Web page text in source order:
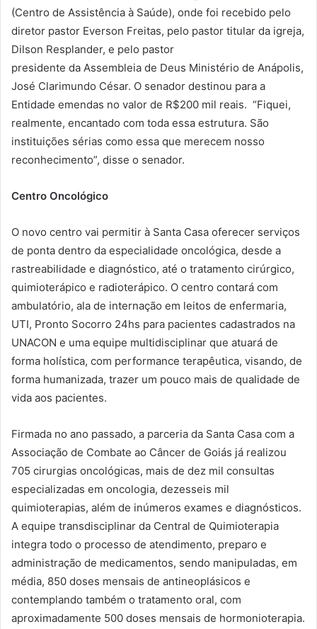
(Centro de Assistência à Saúde), onde foi recebido pelo
diretor pastor Everson Freitas, pelo pastor titular da igreja,
Dilson Resplander, e pelo pastor
presidente da Assembleia de Deus Ministério de Anápolis,
José Clarimundo César. O senador destinou para a
Entidade emendas no valor de R$200 mil reais. “Fiquei,
realmente, encantado com toda essa estrutura. São
instituições sérias como essa que merecem nosso
reconhecimento”, disse o senador.
Centro Oncológico
O novo centro vai permitir à Santa Casa oferecer serviços
de ponta dentro da especialidade oncológica, desde a
rastreabilidade e diagnóstico, até o tratamento cirúrgico,
quimioterápico e radioterápico. O centro contará com
ambulatório, ala de internação em leitos de enfermaria,
UTI, Pronto Socorro 24hs para pacientes cadastrados na
UNACON e uma equipe multidisciplinar que atuará de
forma holística, com performance terapêutica, visando, de
forma humanizada, trazer um pouco mais de qualidade de
vida aos pacientes.
Firmada no ano passado, a parceria da Santa Casa com a
Associação de Combate ao Câncer de Goiás já realizou
705 cirurgias oncológicas, mais de dez mil consultas
especializadas em oncologia, dezesseis mil
quimioterapias, além de inúmeros exames e diagnósticos.
A equipe transdisciplinar da Central de Quimioterapia
integra todo o processo de atendimento, preparo e
administração de medicamentos, sendo manipuladas, em
média, 850 doses mensais de antineoplásicos e
contemplando também o tratamento oral, com
aproximadamente 500 doses mensais de hormonioterapia.